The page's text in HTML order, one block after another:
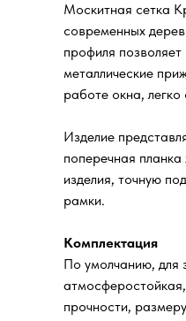
Москитная сетка
современных
профиля
металлические
работе окна,
Изделие
поперечная
изделия, точную
рамки.
Комплектация
По умолчанию, для
прочности,